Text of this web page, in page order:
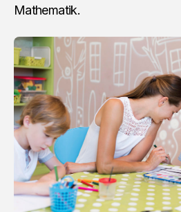
Mathematik.